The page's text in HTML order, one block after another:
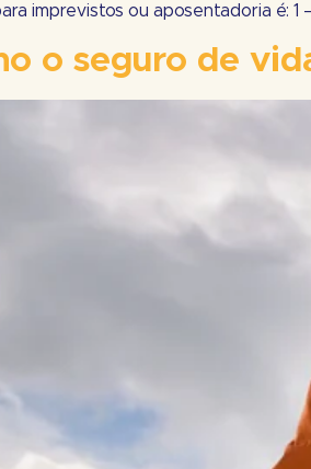
imprevistos ou aposentadoria é: 1
o seguro de